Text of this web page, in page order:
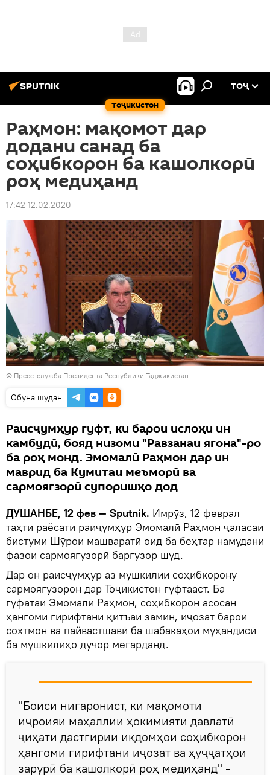
Тоҷикистон
ТОҶ
Раҳмон: мақомот дар
додани санад ба
соҳибкорон ба кашолкорӣ
роҳ медиҳанд
17:42 12.02.2020
© Пресс-служба Президента Республики Таджикистан
Обуна шудан
Раисҷумҳур гуфт, ки барои ислоҳи ин
камбудӣ, бояд низоми "Равзанаи ягона"-ро
ба роҳ монд. Эмомалӣ Раҳмон дар ин
маврид ба Кумитаи меъморӣ ва
сармоягзорӣ супоришҳо дод
ДУШАНБЕ, 12 фев — Sputnik. Имрӯз, 12 феврал
таҳти раёсати раиҷумҳур Эмомалӣ Раҳмон ҷаласаи
бистуми Шӯрои машваратӣ оид ба беҳтар намудани
фазои сармоягузорӣ баргузор шуд.
Дар он раисҷумҳур аз мушкилии соҳибкорону
сармоягузорон дар Тоҷикистон гуфтааст. Ба
гуфатаи Эмомалӣ Раҳмон, соҳибкорон асосан
ҳангоми гирифтани қитъаи замин, иҷозат барои
сохтмон ва пайвастшавӣ ба шабакаҳои муҳандисӣ
ба мушкилиҳо дучор мегарданд.
"Боиси нигаронист, ки мақомоти
иҷроияи маҳаллии ҳокимияти давлатӣ
ҷиҳати дастгирии иқдомҳои соҳибкорон
ҳангоми гирифтани иҷозат ва ҳуҷҷатҳои
зарурӣ ба кашолкорӣ роҳ медиҳанд" -